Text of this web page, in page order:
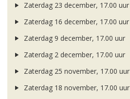
Zaterdag 23 december, 17.00 uur
Zaterdag 16 december, 17.00 uur
Zaterdag 9 december, 17.00 uur
Zaterdag 2 december, 17.00 uur
Zaterdag 25 november, 17.00 uur
Zaterdag 18 november, 17.00 uur